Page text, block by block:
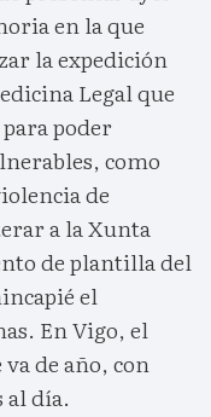
en la que
la expedición
Legal que
poder
como
de
a la Xunta
de plantilla del
el
En Vigo, el
de año, con
al día.